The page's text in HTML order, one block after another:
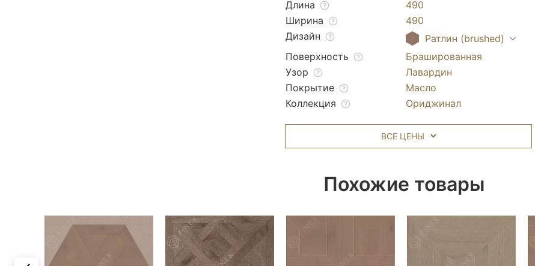
Длина
490
Ширина
490
Дизайн
Ратлин (brushed)
Поверхность
Брашированная
Узор
Лавардин
Покрытие
Масло
Коллекция
Ориджинал
ВСЕ ЦЕНЫ
Похожие товары